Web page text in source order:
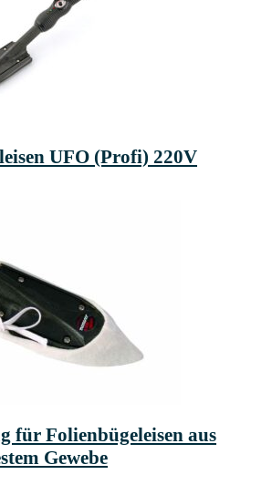
UFO (Profi) 220V
für Folienbügeleisen aus
Gewebe